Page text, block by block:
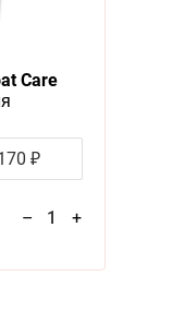
Care
с
₽
– 1 +